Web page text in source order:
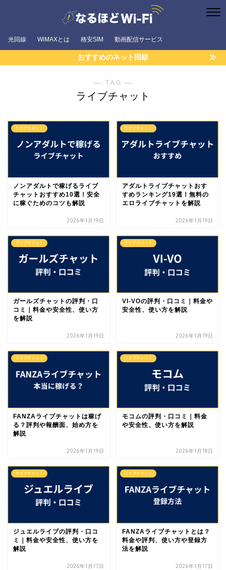
光回線 WiMAXとは 格安SIM 動画配信サービス
おすすめのネット回線
― TAG ―
ライブチャット
ライブチャット
ノンアダルトで稼げるライブ
チャットおすすめ10選！安全
に稼ぐためのコツも解説
2026年1月19日
ライブチャット
アダルトライブチャットおす
すめランキング19選！無料の
エロライブチャットを解説
2026年1月19日
ライブチャット
ガールズチャットの評判・口
コミ｜料金や安全性、使い方
を解説
2026年1月19日
ライブチャット
VI-VOの評判・口コミ｜料金や
安全性、使い方を解説
2026年1月19日
ライブチャット
FANZAライブチャットは稼げ
る？評判や報酬面、始め方を
解説
2026年1月19日
ライブチャット
モコムの評判・口コミ｜料金
や安全性、使い方を解説
2026年1月18日
ライブチャット
ジュエルライブの評判・口コ
ミ｜料金や安全性、使い方を
解説
2026年1月17日
ライブチャット
FANZAライブチャットとは？
料金や評判、使い方や登録方
法を解説
2026年1月17日